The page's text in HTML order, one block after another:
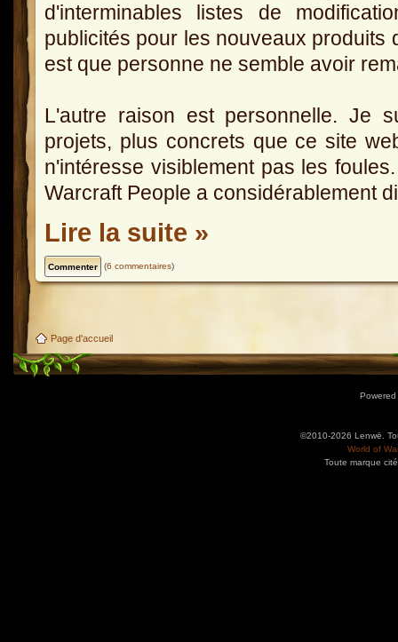
d'interminables listes de
publicités pour les nouveaux produits
est que personne ne semble avoir
L'autre raison est personnelle. Je
projets, plus concrets que ce site
n'intéresse visiblement pas les
Warcraft People a considérablement
Lire la suite »
(6 commentaires)
Page d'accueil
©2010-2026 Lenwë.
World of
Toute marque